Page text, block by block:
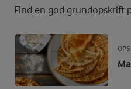
Find en god grundopskrift